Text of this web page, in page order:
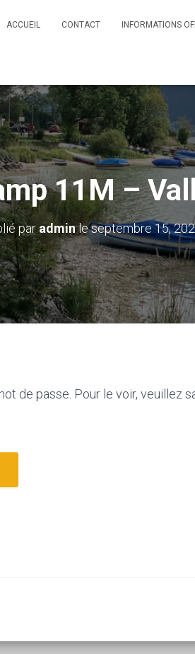
ACCUEIL CONTACT INFORMATIONS
11M –
par adminleseptembre 15,
de passe. Pour le voir, veuillez